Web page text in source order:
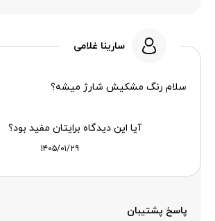
سارینا غلامی
سلام رنگ مشکیش شارژ میشه؟
۱۴۰۵/۰۱/۲۹
آیا این دیدگاه برایتان مفید بود؟
پاسخ پشتیبان